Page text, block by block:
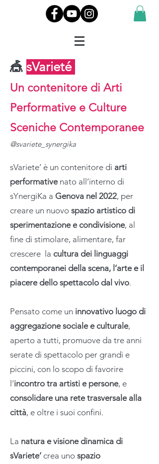
🎪 sVarieté
Un contenitore di Arti
Performative e Culture
Sceniche Contemporanee
​@svariete_synergika
sVariete’ è un contenitore di arti
performativenato all’interno di
sYnergiKa a Genova nel 2022, per
creare un nuovo spazio artistico di
sperimentazione e condivisione, al
fine di stimolare, alimentare, far
crescere la cultura dei linguaggi
contemporanei della scena, l’arte e il
piacere dello spettacolo dal vivo.
Pensato come un innovativo luogo di
aggregazione sociale e culturale,
aperto a tutti, promuove da tre anni
serate di spettacolo per grandi e
piccini, con lo scopo di favorire
l’incontro tra artisti e persone, e
consolidare una rete trasversale alla
città, e oltre i suoi confini.
La natura e visione dinamica di
sVariete’ crea uno spazio